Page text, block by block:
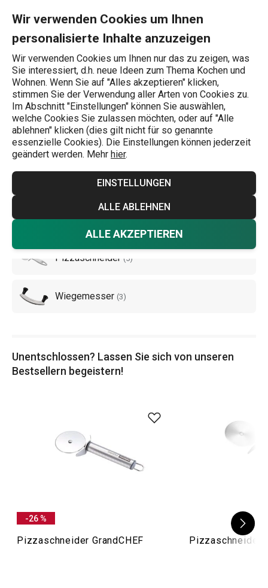
Wir verwenden Cookies um Ihnen
personalisierte Inhalte anzuzeigen
Wir verwenden Cookies um Ihnen nur das zu zeigen, was
Sie interessiert, d.h. neue Ideen zum Thema Kochen und
Wohnen. Wenn Sie auf "Alles akzeptieren" klicken,
stimmen Sie der Verwendung aller Arten von Cookies zu.
Im Abschnitt "Einstellungen" können Sie auswählen,
welche Cookies Sie zulassen möchten, oder auf "Alle
ablehnen" klicken (dies gilt nicht für so genannte
essenzielle Cookies). Die Einstellungen können jederzeit
geändert werden. Mehr hier.
EINSTELLUNGEN
ALLE ABLEHNEN
ALLE AKZEPTIEREN
Wonach suchen Sie?
Schneiden
Schneidewerkzeuge
Wiegen, Räder, Schneidegabeln - die cleveren Werkzeuge
von TESCOMA zum Schneiden von Pizza, Kräutern,
Gemüse und anderen Leckereien. Lassen Sie sich von den
Kochensund der Zubereitung von
Lebensmitteln
inspirieren und statten Sie Ihre Küche ganz
nach Ihrem Geschmack aus!
Pizzaschneider (5)
Wiegemesser (3)
Unentschlossen? Lassen Sie sich von unseren
Bestsellern begeistern!
-26 %
Pizzaschneider GrandCHEF Pizzaschneider